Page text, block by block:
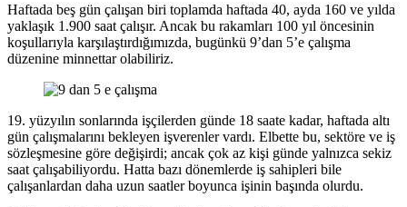
Haftada beş gün çalışan biri toplamda haftada 40, ayda 160 ve yılda
yaklaşık 1.900 saat çalışır. Ancak bu rakamları 100 yıl öncesinin
koşullarıyla karşılaştırdığımızda, bugünkü 9’dan 5’e çalışma
düzenine minnettar olabiliriz.
19. yüzyılın sonlarında işçilerden günde 18 saate kadar, haftada altı
gün çalışmalarını bekleyen işverenler vardı. Elbette bu, sektöre ve iş
sözleşmesine göre değişirdi; ancak çok az kişi günde yalnızca sekiz
saat çalışabiliyordu. Hatta bazı dönemlerde iş sahipleri bile
çalışanlardan daha uzun saatler boyunca işinin başında olurdu.